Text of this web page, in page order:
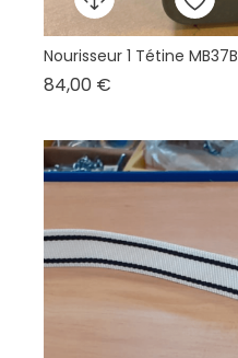
Nourisseur 1 Tétine MB37B
84,00 €